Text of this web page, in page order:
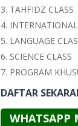
TAHFIDZ CLASS
LANGUAGE
SCIENCE CLASS
PROGRAM
DAFTAR
WHATSAPP